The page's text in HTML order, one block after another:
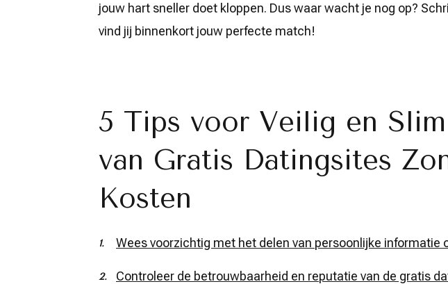
jouw hart sneller doet kloppen. Dus waar wacht je nog op?
vind jij binnenkort jouw perfecte match!
5 Tips voor Veilig en
van Gratis Datingsites
Kosten
Wees voorzichtig met het delen van persoonlijke informatie
Controleer de betrouwbaarheid en reputatie van de gratis